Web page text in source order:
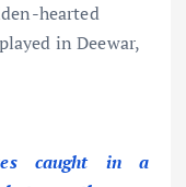
hearted
in Deewar,
caught in a